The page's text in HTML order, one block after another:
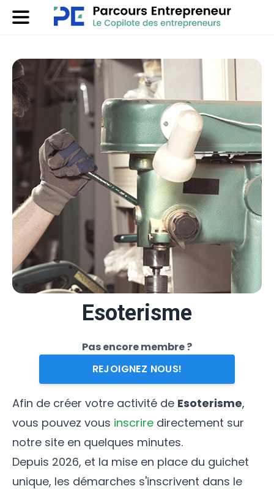
Esoterisme
Pas encore membre ?
REJOIGNEZ NOUS!
Afin de créer votre activité de Esoterisme,
vous pouvez vous inscrire directement sur
notre site en quelques minutes.
Depuis 2026, et la mise en place du guichet
unique, les démarches s'inscrivent dans le